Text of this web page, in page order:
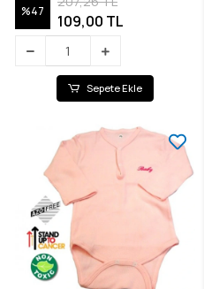
%47
109,00 TL
Sepete Ekle